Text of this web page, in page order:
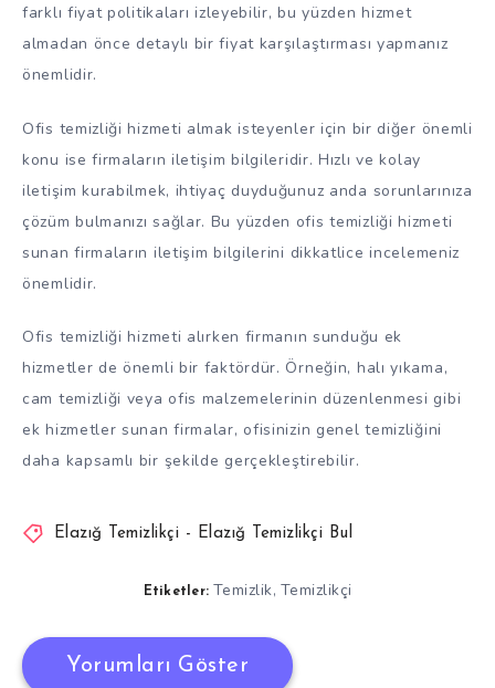
farklı fiyat politikaları izleyebilir, bu yüzden hizmet
almadan önce detaylı bir fiyat karşılaştırması yapmanız
önemlidir.
Ofis temizliği hizmeti almak isteyenler için bir diğer önemli
konu ise firmaların iletişim bilgileridir. Hızlı ve kolay
iletişim kurabilmek, ihtiyaç duyduğunuz anda sorunlarınıza
çözüm bulmanızı sağlar. Bu yüzden ofis temizliği hizmeti
sunan firmaların iletişim bilgilerini dikkatlice incelemeniz
önemlidir.
Ofis temizliği hizmeti alırken firmanın sunduğu ek
hizmetler de önemli bir faktördür. Örneğin, halı yıkama,
cam temizliği veya ofis malzemelerinin düzenlenmesi gibi
ek hizmetler sunan firmalar, ofisinizin genel temizliğini
daha kapsamlı bir şekilde gerçekleştirebilir.
Elazığ Temizlikçi - Elazığ Temizlikçi Bul
Etiketler: Temizlik, Temizlikçi
Yorumları Göster